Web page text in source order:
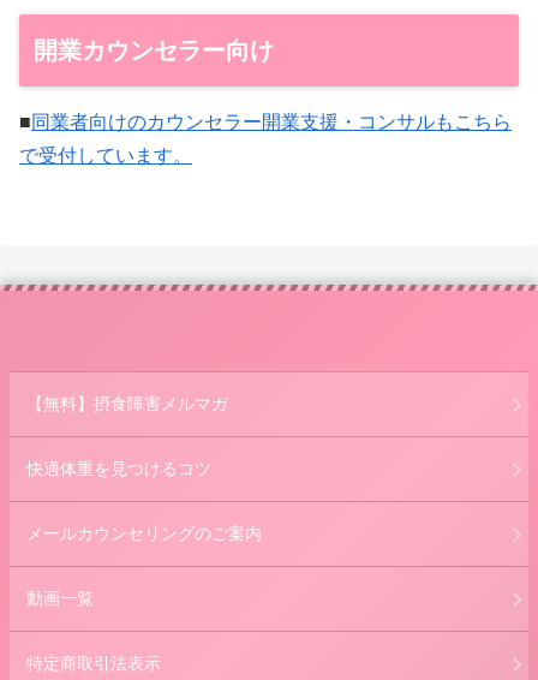
開業カウンセラー向け
■同業者向けのカウンセラー開業支援・コンサルもこちら
で受付しています。
【無料】摂食障害メルマガ
快適体重を見つけるコツ
メールカウンセリングのご案内
動画一覧
特定商取引法表示